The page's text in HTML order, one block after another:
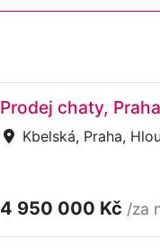
Prodej chaty,
Kbelská, Praha,
4 950 000 Kč /za